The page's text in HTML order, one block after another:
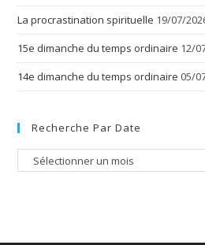
La procrastination spirituelle 19/07/
15e dimanche du temps ordinaire 12/
14e dimanche du temps ordinaire 05/
Recherche Par Date
Recherche